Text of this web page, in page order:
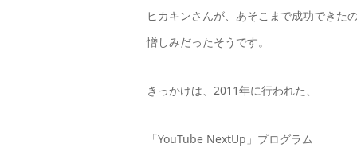
ヒカキンさんが、あそこまで成功できた
憎しみだったそうです。
きっかけは、2011年に行われた、
「YouTube NextUp」プログラム